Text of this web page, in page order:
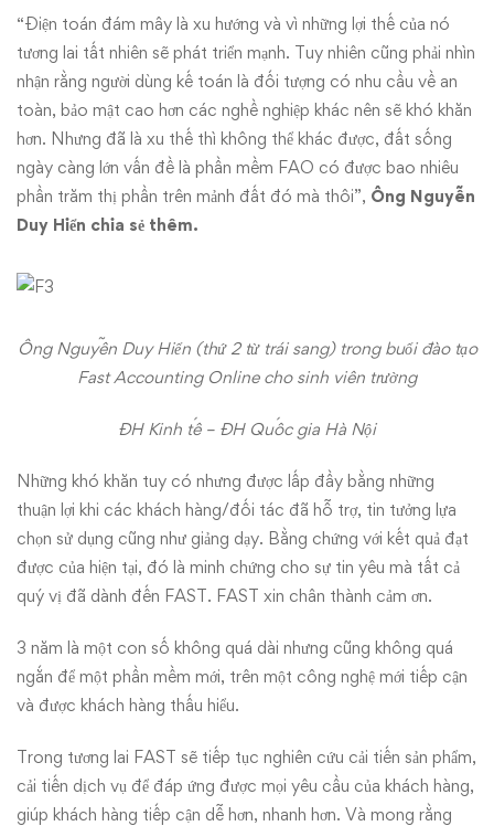
“Điện toán đám mây là xu hướng và vì những lợi thế của nó
tương lai tất nhiên sẽ phát triển mạnh. Tuy nhiên cũng phải nhìn
nhận rằng người dùng kế toán là đối tượng có nhu cầu về an
toàn, bảo mật cao hơn các nghề nghiệp khác nên sẽ khó khăn
hơn. Nhưng đã là xu thế thì không thể khác được, đất sống
ngày càng lớn vấn đề là phần mềm FAO có được bao nhiêu
phần trăm thị phần trên mảnh đất đó mà thôi”, Ông Nguyễn
Duy Hiển chia sẻ thêm.
Ông Nguyễn Duy Hiển (thứ 2 từ trái sang) trong buổi đào tạo
Fast Accounting Online cho sinh viên trường
ĐH Kinh tế – ĐH Quốc gia Hà Nội
Những khó khăn tuy có nhưng được lấp đầy bằng những
thuận lợi khi các khách hàng/đối tác đã hỗ trợ, tin tưởng lựa
chọn sử dụng cũng như giảng dạy. Bằng chứng với kết quả đạt
được của hiện tại, đó là minh chứng cho sự tin yêu mà tất cả
quý vị đã dành đến FAST. FAST xin chân thành cảm ơn.
3 năm là một con số không quá dài nhưng cũng không quá
ngắn để một phần mềm mới, trên một công nghệ mới tiếp cận
và được khách hàng thấu hiểu.
Trong tương lai FAST sẽ tiếp tục nghiên cứu cải tiến sản phẩm,
cải tiến dịch vụ để đáp ứng được mọi yêu cầu của khách hàng,
giúp khách hàng tiếp cận dễ hơn, nhanh hơn. Và mong rằng